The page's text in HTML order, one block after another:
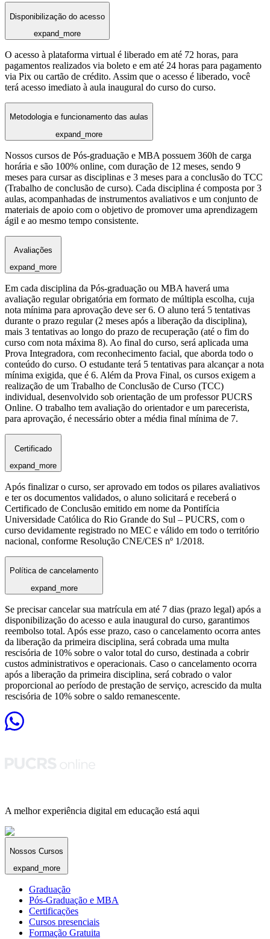
Disponibilização do acesso
expand_more
O acesso à plataforma virtual é liberado em até 72 horas, para
pagamentos realizados via boleto e em até 24 horas para pagamento
via Pix ou cartão de crédito. Assim que o acesso é liberado, você
terá acesso imediato à aula inaugural do curso do curso.
Metodologia e funcionamento das aulas
expand_more
Nossos cursos de Pós-graduação e MBA possuem 360h de carga
horária e são 100% online, com duração de 12 meses, sendo 9
meses para cursar as disciplinas e 3 meses para a conclusão do TCC
(Trabalho de conclusão de curso). Cada disciplina é composta por 3
aulas, acompanhadas de instrumentos avaliativos e um conjunto de
materiais de apoio com o objetivo de promover uma aprendizagem
ágil e ao mesmo tempo consistente.
Avaliações
expand_more
Em cada disciplina da Pós-graduação ou MBA haverá uma
avaliação regular obrigatória em formato de múltipla escolha, cuja
nota mínima para aprovação deve ser 6. O aluno terá 5 tentativas
durante o prazo regular (2 meses após a liberação da disciplina),
mais 3 tentativas ao longo do prazo de recuperação (até o fim do
curso com nota máxima 8). Ao final do curso, será aplicada uma
Prova Integradora, com reconhecimento facial, que aborda todo o
conteúdo do curso. O estudante terá 5 tentativas para alcançar a nota
mínima exigida, que é 6. Além da Prova Final, os cursos exigem a
realização de um Trabalho de Conclusão de Curso (TCC)
individual, desenvolvido sob orientação de um professor PUCRS
Online. O trabalho tem avaliação do orientador e um parecerista,
para aprovação, é necessário obter a média final mínima de 7.
Certificado
expand_more
Após finalizar o curso, ser aprovado em todos os pilares avaliativos
e ter os documentos validados, o aluno solicitará e receberá o
Certificado de Conclusão emitido em nome da Pontifícia
Universidade Católica do Rio Grande do Sul – PUCRS, com o
curso devidamente registrado no MEC e válido em todo o território
nacional, conforme Resolução CNE/CES nº 1/2018.
Política de cancelamento
expand_more
Se precisar cancelar sua matrícula em até 7 dias (prazo legal) após a
disponibilização do acesso e aula inaugural do curso, garantimos
reembolso total. Após esse prazo, caso o cancelamento ocorra antes
da liberação da primeira disciplina, será cobrada uma multa
rescisória de 10% sobre o valor total do curso, destinada a cobrir
custos administrativos e operacionais. Caso o cancelamento ocorra
após a liberação da primeira disciplina, será cobrado o valor
proporcional ao período de prestação de serviço, acrescido da multa
rescisória de 10% sobre o saldo remanescente.
A melhor experiência digital em educação está aqui
Nossos Cursos
expand_more
Graduação
Pós-Graduação e MBA
Certificações
Cursos presenciais
Formação Gratuita